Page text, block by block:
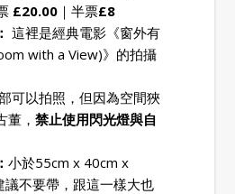
£20.00 ｜半票£8
這裡是經典電影《窗外有
with a View)》的拍攝
可以拍照，但因為空間狹
董， 禁止使用閃光燈與自
小於55cm x 40cm x
議不要帶，跟這一樣大也